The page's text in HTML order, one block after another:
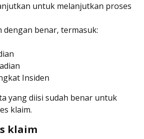
untuk melanjutkan proses
benar, termasuk:
Insiden
yang diisi sudah benar untuk
klaim.
klaim